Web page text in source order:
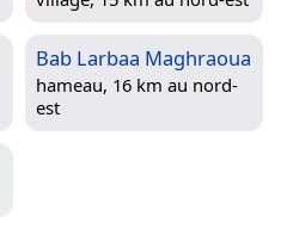
Bab Larbaa Maghraoua
hameau, 16 km au nord-
est